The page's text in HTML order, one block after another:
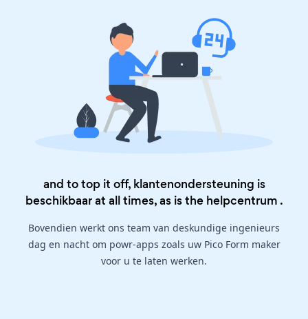
and to top it off, klantenondersteuning is
beschikbaar at all times, as is the helpcentrum .
Bovendien werkt ons team van deskundige ingenieurs
dag en nacht om powr-apps zoals uw Pico Form maker
voor u te laten werken.